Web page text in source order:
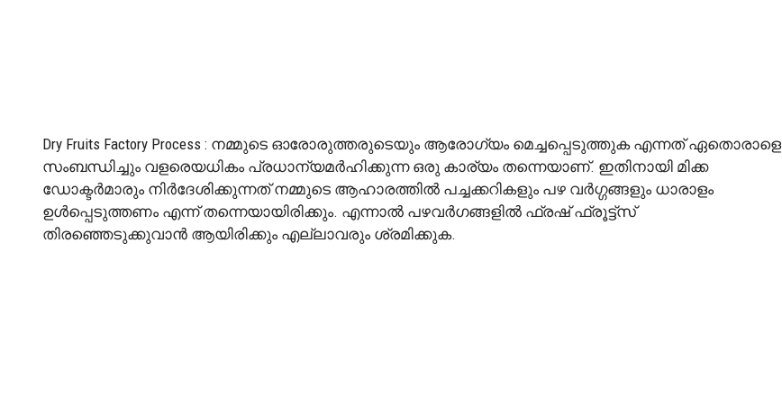
Dry Fruits Factory Process : നമ്മുടെ ഓരോരുത്തരുടെയും ആരോഗ്യം മെച്ചപ്പെടുത്തുക എന്നത് ഏതൊരാളെ
സംബന്ധിച്ചും വളരെയധികം പ്രധാന്യമർഹിക്കുന്ന ഒരു കാര്യം തന്നെയാണ്. ഇതിനായി മിക്ക
ഡോക്ടർമാരും നിർദേശിക്കുന്നത് നമ്മുടെ ആഹാരത്തിൽ പച്ചക്കറികളും പഴ വർഗ്ഗങ്ങളും ധാരാളം
ഉൾപ്പെടുത്തണം എന്ന് തന്നെയായിരിക്കും. എന്നാൽ പഴവർഗങ്ങളിൽ ഫ്രഷ് ഫ്രൂട്ട്സ്
തിരഞ്ഞെടുക്കുവാൻ ആയിരിക്കും എല്ലാവരും ശ്രമിക്കുക.